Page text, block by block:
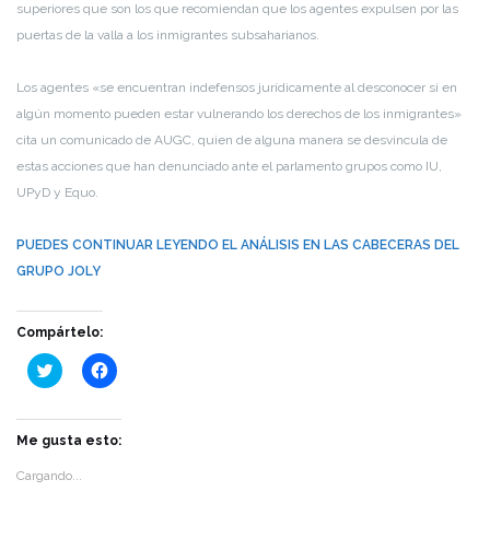
superiores que son los que recomiendan que los agentes expulsen por las
puertas de la valla a los inmigrantes subsaharianos.
Los agentes «se encuentran indefensos jurídicamente al desconocer si en
algún momento pueden estar vulnerando los derechos de los inmigrantes»
cita un comunicado de AUGC, quien de alguna manera se desvincula de
estas acciones que han denunciado ante el parlamento grupos como IU,
UPyD y Equo.
PUEDES CONTINUAR LEYENDO EL ANÁLISIS EN LAS CABECERAS DEL
GRUPO JOLY
Compártelo:
Haz
clic
en
Twitter
abre
en
Haz
clic
en
Facebook
Me gusta esto:
Cargando...